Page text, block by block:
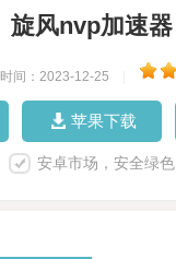
旋风nvp加速器
时间：2023-12-25
苹果下载
安卓市场，安全绿色